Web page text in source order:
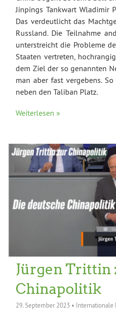
Jinpings Tankwart Wladimir
Das verdeutlicht das
Russland. Die Teilnahme
unterstreicht die Probleme
Staaten vertreten,
dem Ziel der so genannten
man aber fast vergebens.
neben den Taliban Platz.
Weiterlesen »
Jürgen Trittin
Chinapolitik
29. September 2023 • Internationale